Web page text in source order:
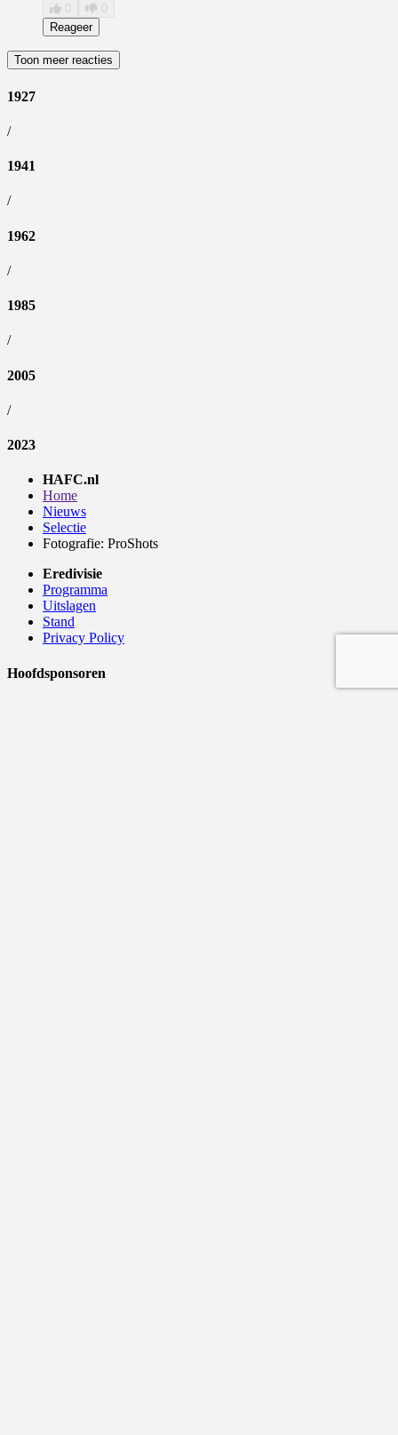
0
0
Reageer
Toon meer reacties
1927
/
1941
/
1962
/
1985
/
2005
/
2023
HAFC.nl
Home
Nieuws
Selectie
Fotografie: ProShots
Eredivisie
Programma
Uitslagen
Stand
Privacy Policy
Hoofdsponsoren